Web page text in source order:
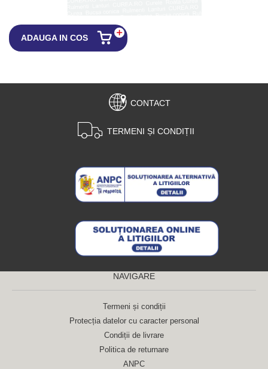
ADAUGA IN COS
CONTACT
TERMENI ȘI CONDIȚII
NAVIGARE
Termeni și condiții
Protecția datelor cu caracter personal
Condiții de livrare
Politica de returnare
ANPC